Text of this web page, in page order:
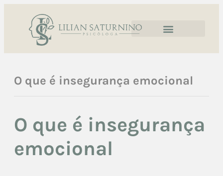
O que é insegurança emocional
O que é insegurança
emocional